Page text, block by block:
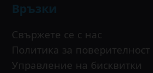
Връзки
Свържете се с нас
Политика за поверителност
Управление на бисквитки